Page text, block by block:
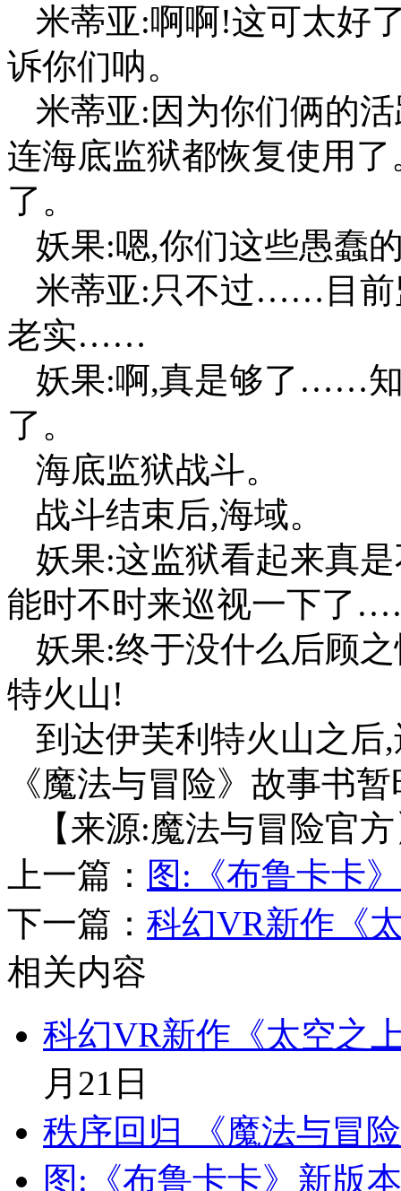
米蒂亚:啊啊!这可太好
诉你们呐。
米蒂亚:因为你们俩的
连海底监狱都恢复使用
了。
妖果:嗯,你们这些愚蠢
米蒂亚:只不过……目前
老实……
妖果:啊,真是够了……
了。
海底监狱战斗。
战斗结束后,海域。
妖果:这监狱看起来真
能时不时来巡视一下了
妖果:终于没什么后顾
特火山!
到达伊芙利特火山之后
《魔法与冒险》故事书
【来源:魔法与冒险官
上一篇： 图:《布鲁卡卡
下一篇： 科幻VR新作《
相关内容
科幻VR新作《太空之
月21日
秩序回归 《魔法与冒
图:《布鲁卡卡》新版